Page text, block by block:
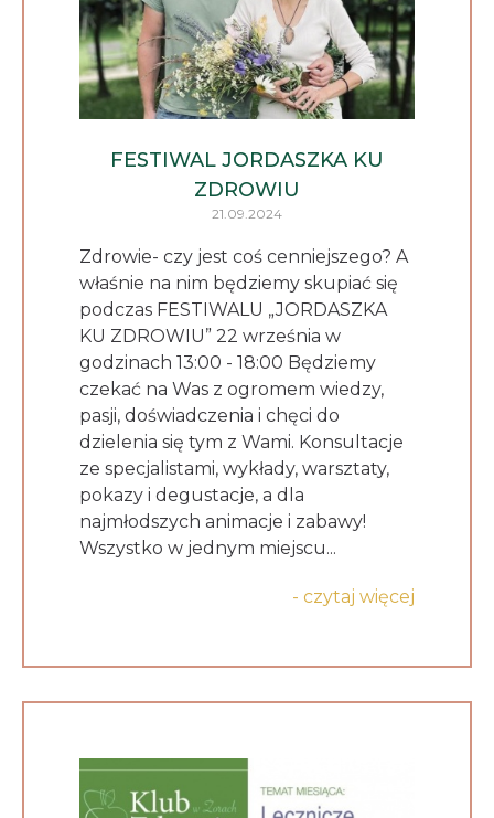
FESTIWAL JORDASZKA KU
ZDROWIU
21.09.2024
Zdrowie- czy jest coś cenniejszego? A
właśnie na nim będziemy skupiać się
podczas FESTIWALU „JORDASZKA
KU ZDROWIU” 22 września w
godzinach 13:00 - 18:00 Będziemy
czekać na Was z ogromem wiedzy,
pasji, doświadczenia i chęci do
dzielenia się tym z Wami. Konsultacje
ze specjalistami, wykłady, warsztaty,
pokazy i degustacje, a dla
najmłodszych animacje i zabawy!
Wszystko w jednym miejscu...
- czytaj więcej